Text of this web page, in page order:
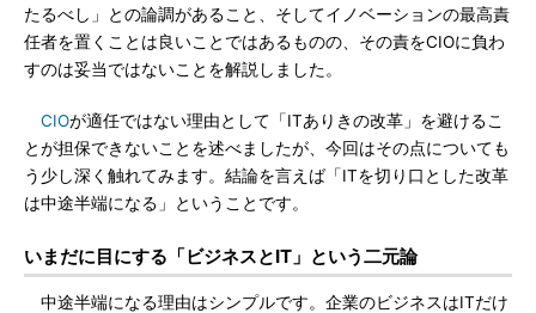
たるべし」との論調があること、そしてイノベーションの最高責
任者を置くことは良いことではあるものの、その責をCIOに負わ
すのは妥当ではないことを解説しました。
CIOが適任ではない理由として「ITありきの改革」を避けるこ
とが担保できないことを述べましたが、今回はその点についても
う少し深く触れてみます。結論を言えば「ITを切り口とした改革
は中途半端になる」ということです。
いまだに目にする「ビジネスとIT」という二元論
中途半端になる理由はシンプルです。企業のビジネスはITだけ